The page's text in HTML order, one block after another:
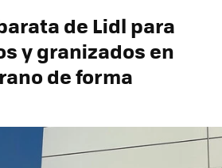
de Lidl para
y granizados en
de forma